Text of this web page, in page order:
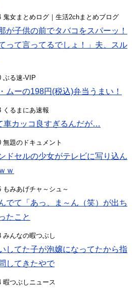
鬼女まとめログ｜生活2chまとめブログ
が子供の前でタバコをスパーッ！
って言ってるでしょ！」夫、スル
ぶる速-VIP
ムーの198円(税込)弁当うまい！
くるまにあ速報
車カッコ良すぎるんだが…
無題のドキュメント
ドセルの少女がテレビに写り込ん
ｗ
もみあげチャ～シュ～
でて「あっ、ま～ん（笑）が出ち
たこと
みんなの暇つぶし
してた子が泡嬢になってたから指
してきたやで
暇つぶしニュース